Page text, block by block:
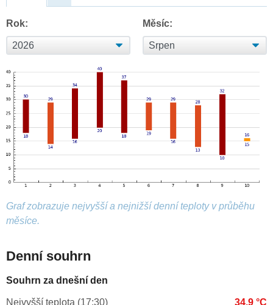
Rok: Měsíc:
Graf zobrazuje nejvyšší a nejnižší denní teploty v průběhu
měsíce.
Denní souhrn
Souhrn za dnešní den
Nejvyšší teplota (17:30) 34.9 °C